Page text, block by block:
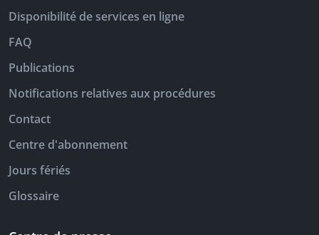
Disponibilité de services en ligne
FAQ
Publications
Notifications relatives aux procédures
Contact
Centre d'abonnement
Jours fériés
Glossaire